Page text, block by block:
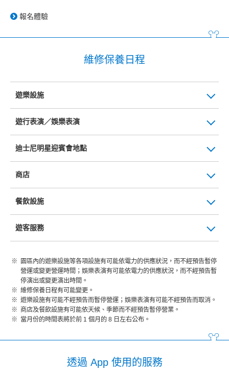
報名體驗
維修保養日程
遊樂設施
遊行表演／娛樂表演
迪士尼明星迎賓會地點
商店
餐飲設施
遊客服務
園區內的遊樂設施等各項設施有可能依電力的供應狀況，而不經預告暫停
營運或變更營運時間；娛樂表演有可能依電力的供應狀況，而不經預告暫
停演出或變更演出時間。
維修保養日程有可能變更。
遊樂設施有可能不經預告而暫停營運；娛樂表演有可能不經預告而取消。
商店及餐飲設施有可能依天候、季節而不經預告暫停營業。
當月份的時間表將於前 1 個月的 8 日左右公布。
透過 App 使用的服務